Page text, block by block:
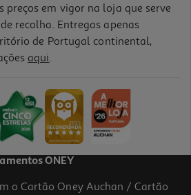
Frango E Ananás 400g
preços em vigor na loja que serve
recolha. Entregas apenas
de Portugal continental,
aqui.
ONEY
o Cartão Oney Auchan / Cartão